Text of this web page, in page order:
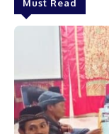
Must Read